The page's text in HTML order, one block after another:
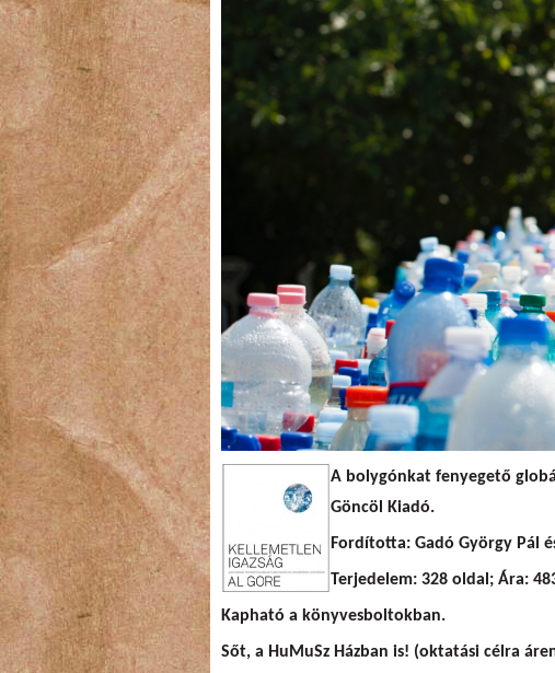
A bolygónkat fenyegető
Göncöl Kiadó.
Fordította: Gadó György Pál
Terjedelem: 328 oldal; Ára:
Kapható a könyvesboltokban.
Sőt, a HuMuSz Házban is! (oktatási célra